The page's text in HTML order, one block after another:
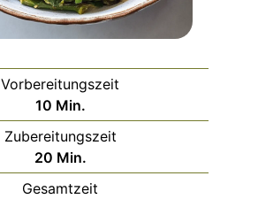
Vorbereitungszeit
10Minuten
Min.
Zubereitungszeit
20Minuten
Min.
Gesamtzeit